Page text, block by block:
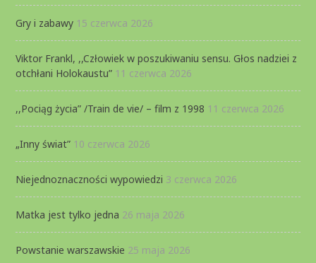
Gry i zabawy 15 czerwca 2026
Viktor Frankl, ,,Człowiek w poszukiwaniu sensu. Głos nadziei z
otchłani Holokaustu” 11 czerwca 2026
,,Pociąg życia” /Train de vie/ – film z 1998 11 czerwca 2026
„Inny świat” 10 czerwca 2026
Niejednoznaczności wypowiedzi 3 czerwca 2026
Matka jest tylko jedna 26 maja 2026
Powstanie warszawskie 25 maja 2026